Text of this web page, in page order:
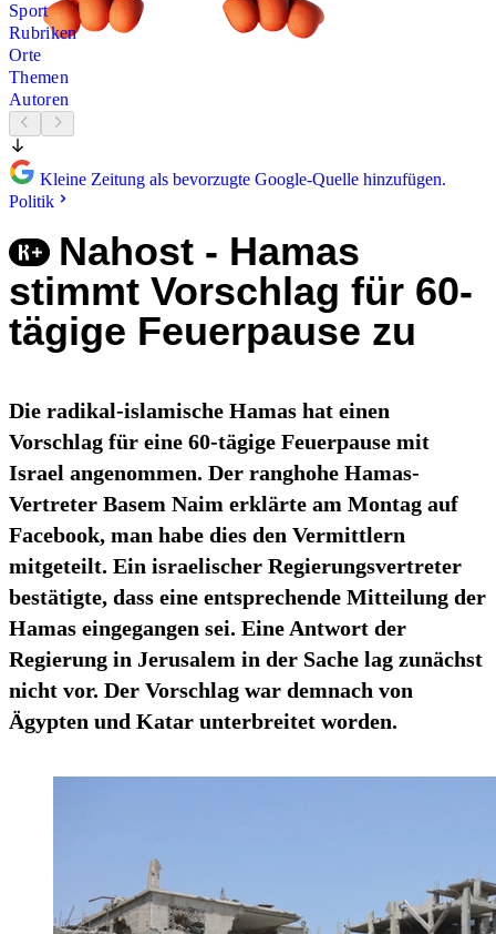
Sport
Rubriken
Orte
Themen
Autoren
Kleine Zeitung als bevorzugte Google-Quelle hinzufügen.
Politik
Nahost - Hamas
stimmt Vorschlag für 60-
tägige Feuerpause zu
Die radikal-islamische Hamas hat einen
Vorschlag für eine 60-tägige Feuerpause mit
Israel angenommen. Der ranghohe Hamas-
Vertreter Basem Naim erklärte am Montag auf
Facebook, man habe dies den Vermittlern
mitgeteilt. Ein israelischer Regierungsvertreter
bestätigte, dass eine entsprechende Mitteilung der
Hamas eingegangen sei. Eine Antwort der
Regierung in Jerusalem in der Sache lag zunächst
nicht vor. Der Vorschlag war demnach von
Ägypten und Katar unterbreitet worden.